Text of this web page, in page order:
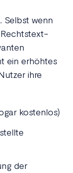
Selbst wenn
ein erhöhtes
ihre
kostenlos)
der